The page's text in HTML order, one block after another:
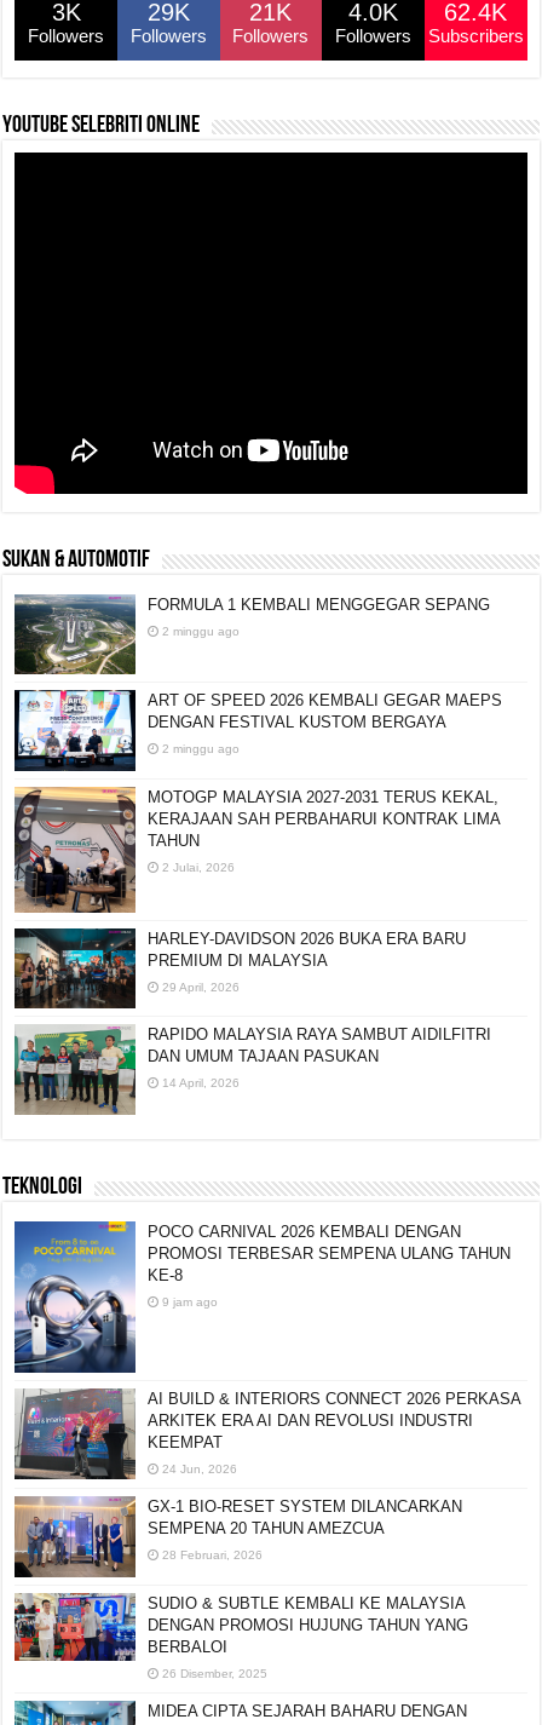
3K
Followers
29K
Followers
21K
Followers
4.0K
Followers
62.4K
Subscribers
YouTube selebriti online
SUKAN & AUTOMOTIF
FORMULA 1 KEMBALI MENGGEGAR SEPANG
2 minggu ago
ART OF SPEED 2026 KEMBALI GEGAR MAEPS
DENGAN FESTIVAL KUSTOM BERGAYA
2 minggu ago
MOTOGP MALAYSIA 2027-2031 TERUS KEKAL,
KERAJAAN SAH PERBAHARUI KONTRAK LIMA
TAHUN
2 Julai, 2026
HARLEY-DAVIDSON 2026 BUKA ERA BARU
PREMIUM DI MALAYSIA
29 April, 2026
RAPIDO MALAYSIA RAYA SAMBUT AIDILFITRI
DAN UMUM TAJAAN PASUKAN
14 April, 2026
TEKNOLOGI
POCO CARNIVAL 2026 KEMBALI DENGAN
PROMOSI TERBESAR SEMPENA ULANG TAHUN
KE-8
9 jam ago
AI BUILD & INTERIORS CONNECT 2026 PERKASA
ARKITEK ERA AI DAN REVOLUSI INDUSTRI
KEEMPAT
24 Jun, 2026
GX-1 BIO-RESET SYSTEM DILANCARKAN
SEMPENA 20 TAHUN AMEZCUA
28 Februari, 2026
SUDIO & SUBTLE KEMBALI KE MALAYSIA
DENGAN PROMOSI HUJUNG TAHUN YANG
BERBALOI
26 Disember, 2025
MIDEA CIPTA SEJARAH BAHARU DENGAN